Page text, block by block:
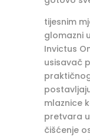
tijesnim
glomazni
Invictus
usisavač
mlaznice
pretvara
čišćenje